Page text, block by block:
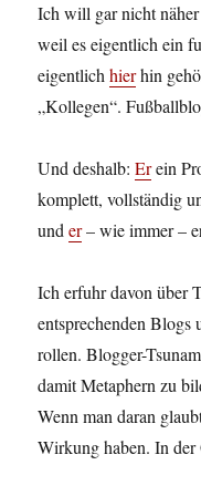
Ich will gar nicht
weil es eigentlich ein
eigentlichhierhin
„Kollegen“.
Und deshalb:Erein
komplett, vollständig
under– wie immer –
Ich erfuhr davon über
entsprechenden Blogs
rollen. Blogger-
damit Metaphern zu
Wenn man daran
Wirkung haben. In